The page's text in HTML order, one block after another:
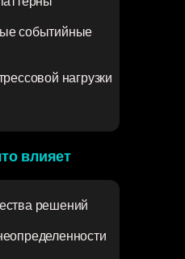
событийные
нагрузки
решений
влияет